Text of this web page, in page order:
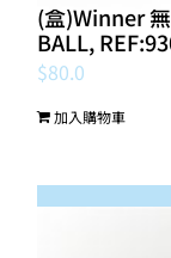
(盒)Winner
BALL,
$80.0
加入購物車